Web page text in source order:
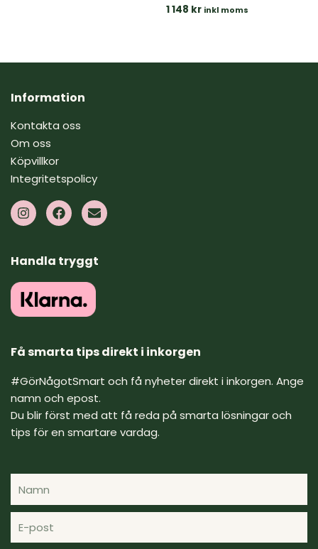
1 148 kr inkl moms
Information
Kontakta oss
Om oss
Köpvillkor
Integritetspolicy
I
n
s
a
g
r
a
m
F
a
c
b
o
o
k
E
n
v
l
o
p
e
Handla tryggt
Få smarta tips direkt i inkorgen
#GörNågotSmart och få nyheter direkt i inkorgen. Ange
namn och epost.
Du blir först med att få reda på smarta lösningar och
tips för en smartare vardag.
post